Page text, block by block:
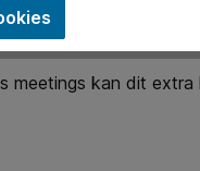
aan de lange
meetings kan dit extra